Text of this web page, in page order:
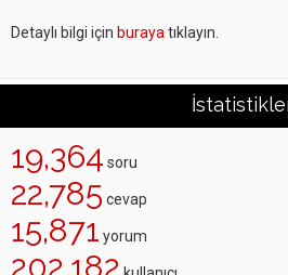
Detaylı bilgi için buraya tıklayın.
19,364 soru
22,785 cevap
15,871 yorum
202,182